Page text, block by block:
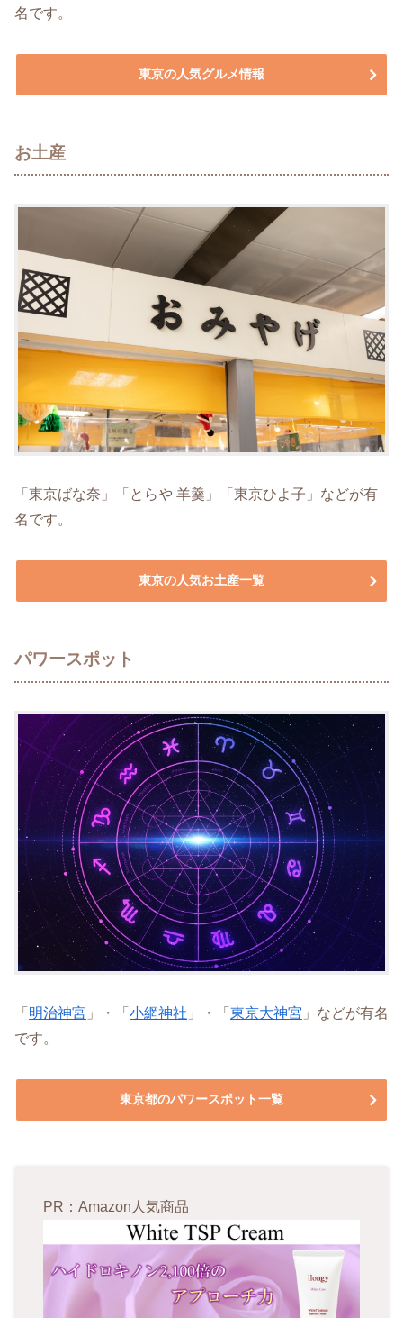
名です。
東京の人気グルメ情報
お土産
「東京ばな奈」「とらや 羊羹」「東京ひよ子」などが有
名です。
東京の人気お土産一覧
パワースポット
「 明治神宮 」・「 小網神社 」・「 東京大神宮 」などが有名
です。
東京都のパワースポット一覧
PR：Amazon人気商品